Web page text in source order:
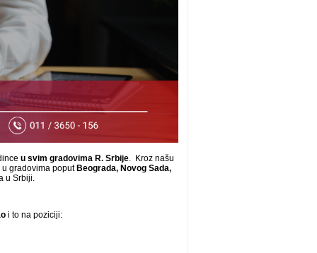
u svim gradovima R. Srbije . Kroz našu
gradovima poputBeograda, Novog Sada,
u Srbiji.
i to na poziciji: